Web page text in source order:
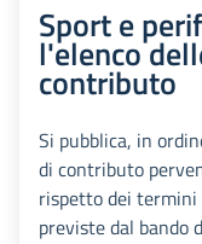
Sport e
l'elenco
contributo
Si pubblica, in
di contributo
rispetto dei termini
previste dal bando